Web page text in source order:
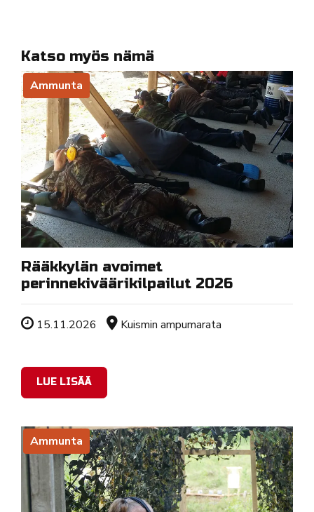
Katso myös nämä
Ammunta
Rääkkylän avoimet
perinnekiväärikilpailut 2026
Tapahtuman ajankohta
15.11.2026 Sijainti
Kuismin ampumarata
LUE LISÄÄ
Ammunta